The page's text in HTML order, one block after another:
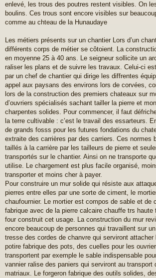
enlevé, les trous des poutres restent visibles. On
boulins. Ces trous sont encore visibles sur
comme au chteau de la Hunaudaye
Les métiers présents sur un chantier Lors d’un
différents corps de métier se côtoient. La
en moyenne 25 à 40 ans. Le seigneur sollicite un
raliser les plans et de suivre les travaux. Celui-ci
par un chef de chantier qui dirige les diffrentes
appel aux paysans des environs lors de corvées,
lors de la construction des premiers chateaux sur
d’ouvriers spécialisés sachant tailler la pierre et
charpentes solides. Pour commencer, il faut
la terre cultivable : c’est le travail des essarteurs.
de grands fosss pour les futures fondations du
extraite des carrières par des carriers. Ces normes
taillés à la carrière par les tailleurs de pierre et
transportés sur le chantier. Ainsi on ne transporte
utilise. Le chargement est plus facile organisé,
transporter et moins cher à payer.
Pour construire un mur solide qui résiste aux
pierres entre elles par une sorte de ciment, le
chaufournier. Le mortier est compos de sable et de
fabrique avec de la pierre calcaire chauffe trs haute
four construit cet usage. La construction du mur
encore beaucoup de personnes qui travaillent sur
tresse des cordes de chanvre qui serviront
potire fabrique des pots, des cuelles pour les
transportent par exemple le sable indispensable
vannier ralise des paniers qui serviront au transport
matriaux. Le forgeron fabrique des outils solides,